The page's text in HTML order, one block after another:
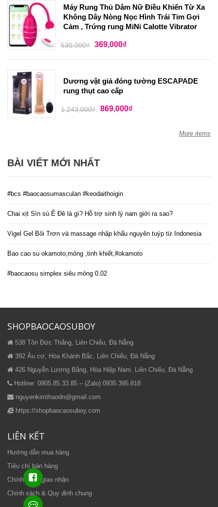
Máy Rung Thủ Dâm Nữ Điều Khiển Từ Xa
Không Dây Nòng Nọc Hình Trái Tim Gợi
Cảm , Trứng rung MiNi Calotte Vibrator
530,000₫ 369,000₫
Dương vật giả đóng tường ESCAPADE
rung thụt cao cấp
1,243,000₫ 869,000₫
More items
BÀI VIẾT MỚI NHẤT
#bcs #baocaosumasculan #keodaithoigin
Chai xịt Sìn sú Ê Đê là gì? Hỗ trợ sinh lý nam giới ra sao?
Vigel Gel Bôi Trơn và massage nhập khẩu nguyên tuýp từ Indonesia
Bao cao su okamoto,mỏng ,tinh khiết,#okamoto
#baocaosu simplex siêu mỏng 0.02
SHOPBAOCAOSUBOY
538 Tôn Đức Thắng, Liên Chiểu, Đà Nẵng
392 Âu cơ, Hòa Khánh Bắc, Liên Chiểu, Đà Nẵng
426 Nguyễn Lương Bằng, Hòa Hiệp Nam, Liên Chiểu, Đà Nẵng
Hotline: 0905.85.33.85 – (Zalo) 0935.395.818
nguyenkimthaodn@gmail.com
https://shopbaocaosuboy.com
LIÊN KẾT
Hướng dẫn mua hàng
Tiêu chí bán hàng
Chính sách giao nhận
Chính sách & Quy định chung